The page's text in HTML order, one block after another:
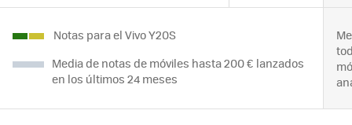
Notas para el Vivo Y20S
Media de notas de móviles hasta 200 € lanzados
en los últimos 24 meses